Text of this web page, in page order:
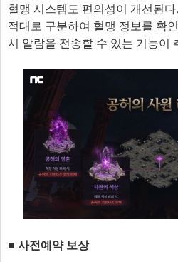
혈맹 시스템도 편의성이 개선된
적대로 구분하여 혈맹 정보를 확
시 알람을 전송할 수 있는 기능이
​■ ​사전예약 보상